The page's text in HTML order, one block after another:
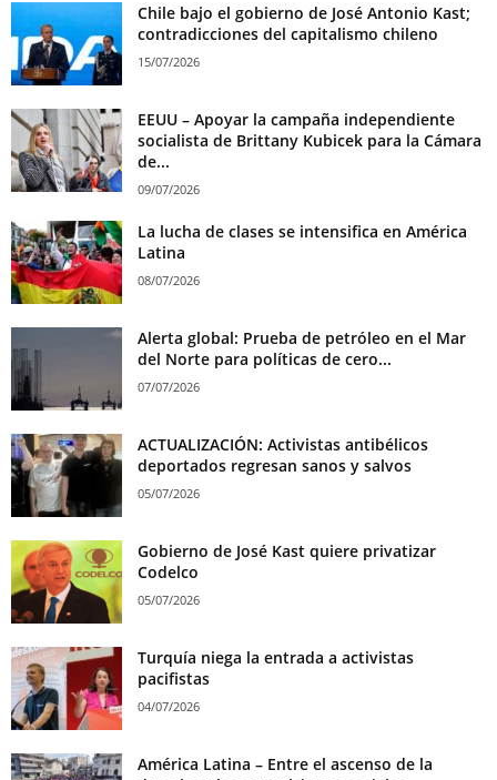
Chile bajo el gobierno de José Antonio Kast;
contradicciones del capitalismo chileno
15/07/2026
EEUU – Apoyar la campaña independiente
socialista de Brittany Kubicek para la Cámara
de...
09/07/2026
La lucha de clases se intensifica en América
Latina
08/07/2026
Alerta global: Prueba de petróleo en el Mar
del Norte para políticas de cero...
07/07/2026
ACTUALIZACIÓN: Activistas antibélicos
deportados regresan sanos y salvos
05/07/2026
Gobierno de José Kast quiere privatizar
Codelco
05/07/2026
Turquía niega la entrada a activistas
pacifistas
04/07/2026
América Latina – Entre el ascenso de la